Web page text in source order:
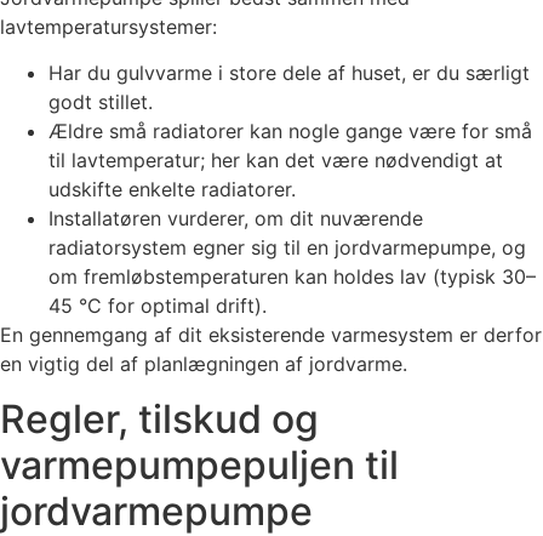
lavtemperatursystemer:
Har du gulvvarme i store dele af huset, er du særligt
godt stillet.
Ældre små radiatorer kan nogle gange være for små
til lavtemperatur; her kan det være nødvendigt at
udskifte enkelte radiatorer.
Installatøren vurderer, om dit nuværende
radiatorsystem egner sig til en jordvarmepumpe, og
om fremløbstemperaturen kan holdes lav (typisk 30–
45 °C for optimal drift).
En gennemgang af dit eksisterende varmesystem er derfor
en vigtig del af planlægningen af jordvarme.
Regler, tilskud og
varmepumpepuljen til
jordvarmepumpe